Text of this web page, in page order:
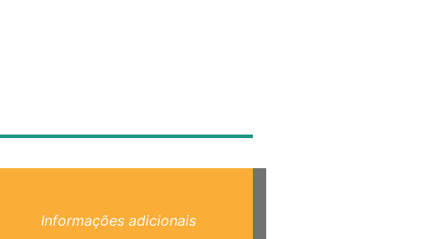
Informações adicionais